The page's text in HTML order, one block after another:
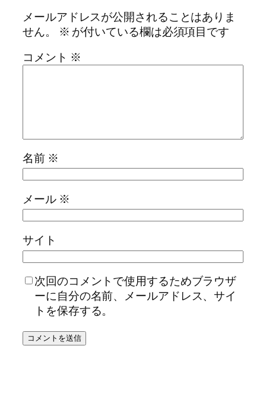
メールアドレスが公開されることはありま
せん。
※ が付いている欄は必須項目です
コメント ※
名前 ※
メール ※
サイト
次回のコメントで使用するためブラウザ
ーに自分の名前、メールアドレス、サイ
トを保存する。